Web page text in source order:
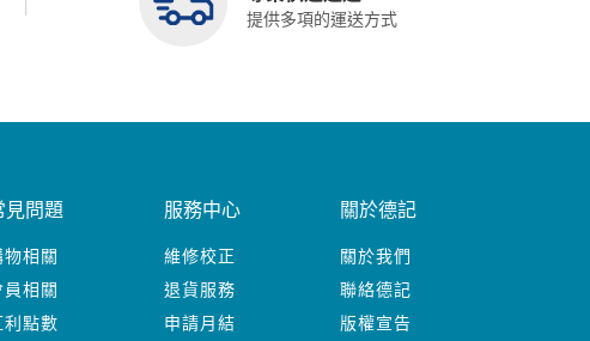
提供多項的運送方式
見問題
物相關
員相關
利點數
服務中心
維修校正
退貨服務
申請月結
關於德記
關於我們
聯絡德記
版權宣告